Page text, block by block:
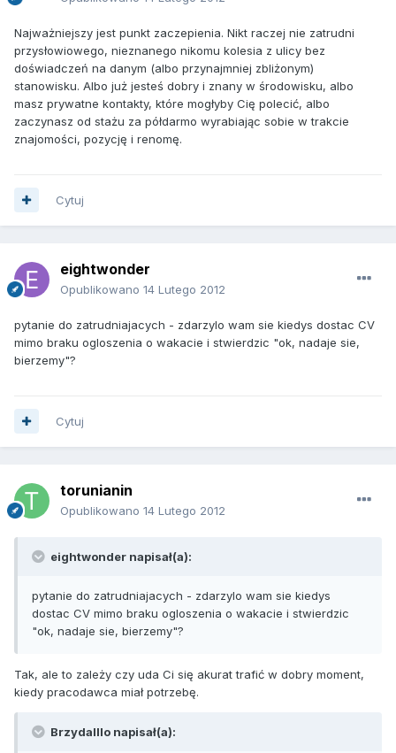
Najważniejszy jest punkt zaczepienia. Nikt raczej nie zatrudni
przysłowiowego, nieznanego nikomu kolesia z ulicy bez
doświadczeń na danym (albo przynajmniej zbliżonym)
stanowisku. Albo już jesteś dobry i znany w środowisku, albo
masz prywatne kontakty, które mogłyby Cię polecić, albo
zaczynasz od stażu za półdarmo wyrabiając sobie w trakcie
znajomości, pozycję i renomę.
Cytuj
eightwonder
Opublikowano 14 Lutego 2012
pytanie do zatrudniajacych - zdarzylo wam sie kiedys dostac CV
mimo braku ogloszenia o wakacie i stwierdzic "ok, nadaje sie,
bierzemy"?
Cytuj
torunianin
Opublikowano 14 Lutego 2012
eightwonder napisał(a):
pytanie do zatrudniajacych - zdarzylo wam sie kiedys
dostac CV mimo braku ogloszenia o wakacie i stwierdzic
"ok, nadaje sie, bierzemy"?
Tak, ale to zależy czy uda Ci się akurat trafić w dobry moment,
kiedy pracodawca miał potrzebę.
Brzydalllo napisał(a):